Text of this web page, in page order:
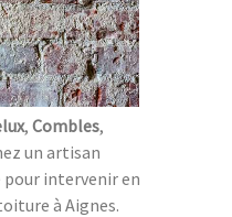
, Combles,
un artisan
intervenir en
à Aignes.